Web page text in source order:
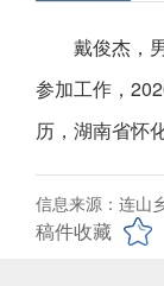
戴俊杰，
参加工作，
历，湖南省怀
信息来源：连山
稿件收藏